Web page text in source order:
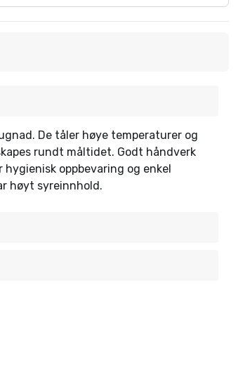
De tåler høye temperaturer og
rundt måltidet. Godt håndverk
oppbevaring og enkel
høyt syreinnhold.